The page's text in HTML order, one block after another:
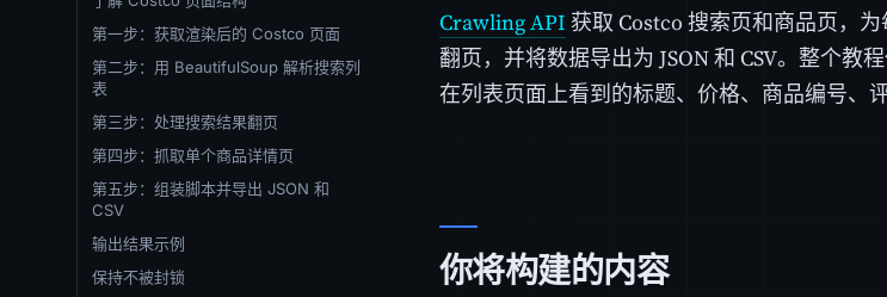
第一步：获取渲染后的 Costco 页面
第二步：用 BeautifulSoup 解析搜索列
表
第三步：处理搜索结果翻页
第四步：抓取单个商品详情页
第五步：组装脚本并导出 JSON 和
CSV
输出结果示例
保持不被封锁
Crawling API 获取 Costco 搜索页和商品页，
翻页，并将数据导出为 JSON 和 CSV。整个教
在列表页面上看到的标题、价格、商品编号、
你将构建的内容